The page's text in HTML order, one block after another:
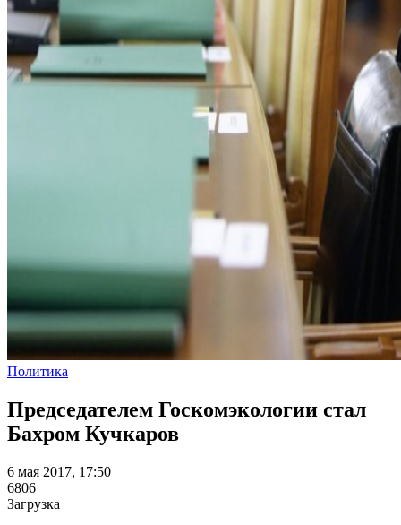
Политика
Председателем Госкомэкологии стал
Бахром Кучкаров
6 мая 2017, 17:50
6806
Загрузка